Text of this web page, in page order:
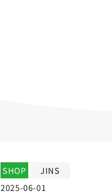
SHOP
JINS
2025-06-01